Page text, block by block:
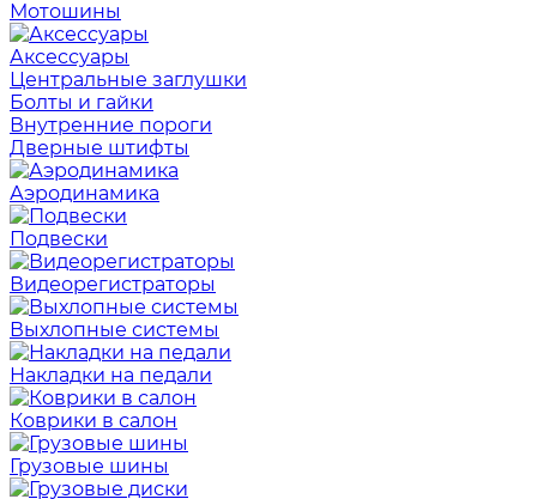
Мотошины
Аксессуары
Центральные заглушки
Болты и гайки
Внутренние пороги
Дверные штифты
Аэродинамика
Подвески
Видеорегистраторы
Выхлопные системы
Накладки на педали
Коврики в салон
Грузовые шины